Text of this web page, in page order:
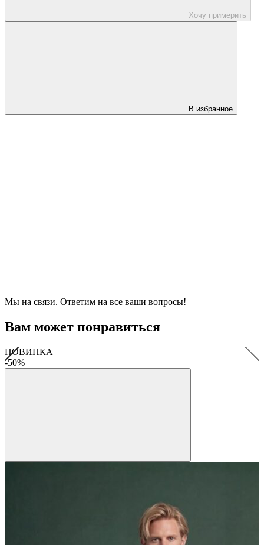
Хочу примерить
В избранное
Мы на связи. Ответим на все ваши вопросы!
Вам может понравиться
НОВИНКА
-50%